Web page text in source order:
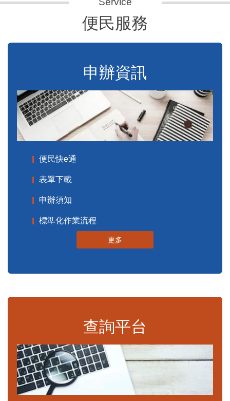
便民服務
申辦資訊
便民快e通
表單下載
申辦須知
標準化作業流程
更多
查詢平台